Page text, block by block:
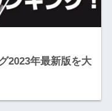
2023年最新版を大